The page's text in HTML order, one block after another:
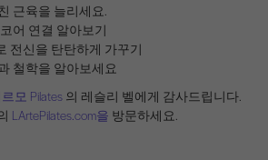
근육을 늘리세요.
어 연결 알아보기
전신을 탄탄하게 가꾸기
철학을 알아보세요
모 Pilates 의 레슬리 벨에게 감사드립니다.
LArtePilates.com을 방문하세요.